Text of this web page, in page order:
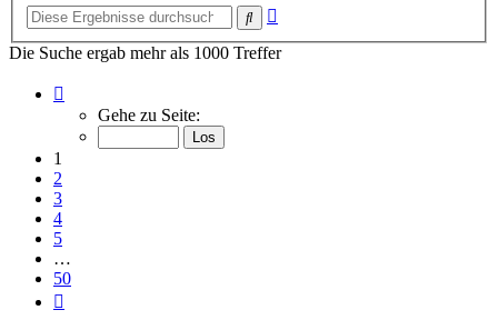
Suche
Die Suche ergab mehr als 1000 Treffer
von
Gehe zu Seite:
1
2
3
4
5
…
50